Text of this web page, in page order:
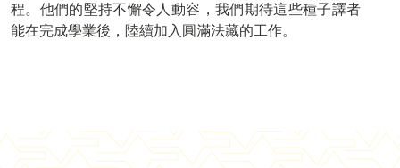
程。他們的堅持不懈令人動容，我們期待這些種子譯者
能在完成學業後，陸續加入圓滿法藏的工作。